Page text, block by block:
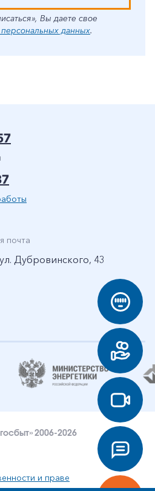
Вы даете свое
персональных данных.
почта
Дубровинского, 43
2006-2026
и праве